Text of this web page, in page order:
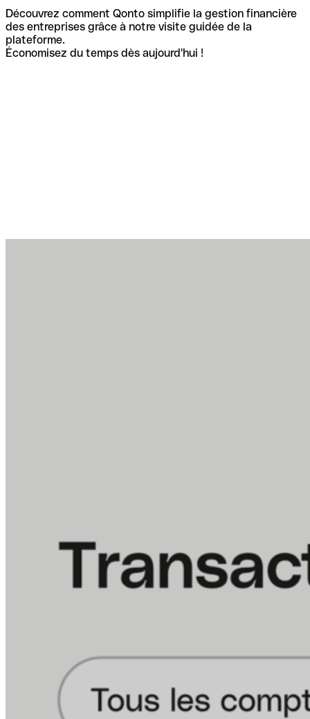
Découvrez comment Qonto simplifie la gestion financière
des entreprises grâce à notre visite guidée de la
plateforme.
Économisez du temps dès aujourd'hui !